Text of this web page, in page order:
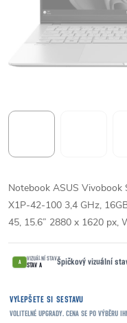
Notebook ASUS Vivobook
X1P-42-100 3,4 GHz,
45, 15.6” 2880 x 1620 px,
A VIZUÁLNÍ STAV
STAV A Špičkový vizuální
VYLEPŠETE SI SESTAVU
VOLITELNÉ UPGRADY. CENA SE PO VÝBĚRU